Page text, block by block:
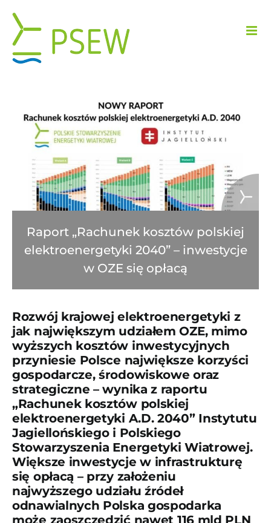
zawartości
Raport „Rachunek kosztów polskiej
elektroenergetyki 2040” – inwestycje
w OZE się opłacą
Rozwój krajowej elektroenergetyki z
jak największym udziałem OZE, mimo
wyższych kosztów inwestycyjnych
przyniesie Polsce największe korzyści
gospodarcze, środowiskowe oraz
strategiczne – wynika z raportu
„Rachunek kosztów polskiej
elektroenergetyki A.D. 2040” Instytutu
Jagiellońskiego i Polskiego
Stowarzyszenia Energetyki Wiatrowej.
Większe inwestycje w infrastrukturę
się opłacą – przy założeniu
najwyższego udziału źródeł
odnawialnych Polska gospodarka
może zaoszczędzić nawet 116 mld PLN